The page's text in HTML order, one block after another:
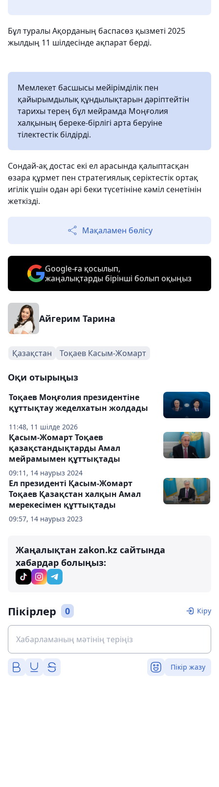
Бұл туралы Ақорданың баспасөз қызметі 2025
жылдың 11 шілдесінде ақпарат берді.
Мемлекет басшысы мейірімділік пен
қайырымдылық құндылықтарын дәріптейтін
тарихы терең бұл мейрамда Моңғолия
халқының береке-бірлігі арта беруіне
тілектестік білдірді.
Сондай-ақ достас екі ел арасында қалыптасқан
өзара құрмет пен стратегиялық серіктестік ортақ
игілік үшін одан әрі беки түсетініне кәміл сенетінін
жеткізді.
Мақаламен бөлісу
Google-ға қосылып,
жаңалықтарды бірінші болып оқыңыз
Айгерим Тарина
Қазақстан Тоқаев Касым-Жомарт
Оқи отырыңыз
11:48, 11 шілде 2026
Тоқаев Моңғолия президентіне
құттықтау жеделхатын жолдады
09:11, 14 наурыз 2024
Қасым-Жомарт Тоқаев
қазақстандықтарды Амал
мейрамымен құттықтады
09:57, 14 наурыз 2023
Ел президенті Қасым-Жомарт
Тоқаев Қазақстан халқын Амал
мерекесімен құттықтады
Жаңалықтан zakon.kz сайтында
хабардар болыңыз:
Пікірлер 0 Кіру
Пікір жазу